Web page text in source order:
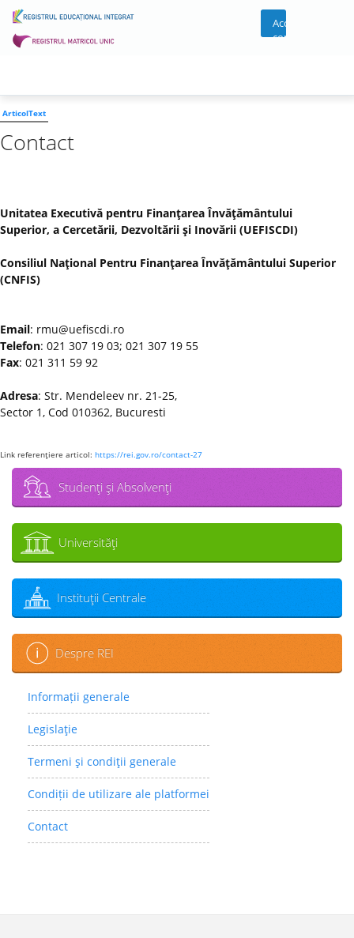
Acces
cont
ArticolText
Contact
Unitatea Executivă pentru Finanţarea Învăţământului
Superior, a Cercetării, Dezvoltării şi Inovării (UEFISCDI)
Consiliul Naţional Pentru Finanţarea Învăţământului Superior
(CNFIS)
Email: rmu@uefiscdi.ro
Telefon: 021 307 19 03; 021 307 19 55
Fax: 021 311 59 92
Adresa: Str. Mendeleev nr. 21-25,
Sector 1, Cod 010362, Bucuresti
Link referenţiere articol: https://rei.gov.ro/contact-27
Studenţi şi Absolvenţi
Universităţi
Instituţii Centrale
Despre REI
Informații generale
Legislaţie
Termeni şi condiţii generale
Condiții de utilizare ale platformei
Contact